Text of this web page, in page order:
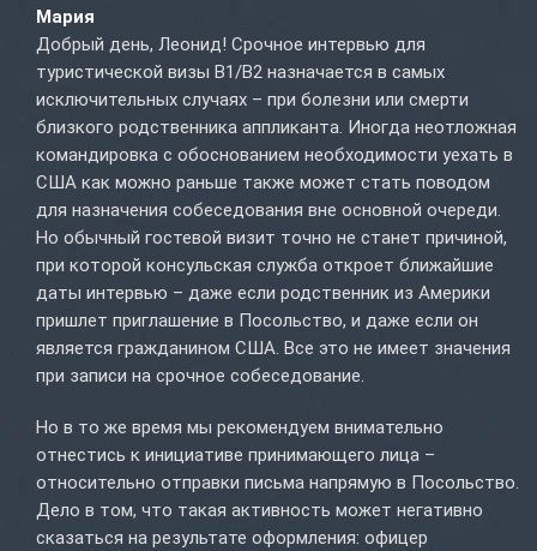
Мария
Добрый день, Леонид! Срочное интервью для
туристической визы B1/B2 назначается в самых
исключительных случаях – при болезни или смерти
близкого родственника аппликанта. Иногда неотложная
командировка с обоснованием необходимости уехать в
США как можно раньше также может стать поводом
для назначения собеседования вне основной очереди.
Но обычный гостевой визит точно не станет причиной,
при которой консульская служба откроет ближайшие
даты интервью – даже если родственник из Америки
пришлет приглашение в Посольство, и даже если он
является гражданином США. Все это не имеет значения
при записи на срочное собеседование.
Но в то же время мы рекомендуем внимательно
отнестись к инициативе принимающего лица –
относительно отправки письма напрямую в Посольство.
Дело в том, что такая активность может негативно
сказаться на результате оформления: офицер